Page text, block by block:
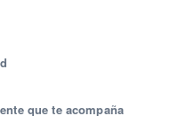
que te acompaña